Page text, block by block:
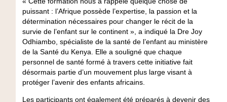
puissant : l’Afrique possède l’expertise, la passion et la
détermination nécessaires pour changer le récit de la
survie de l’enfant sur le continent », a indiqué la Dre Joy
Odhiambo, spécialiste de la santé de l’enfant au ministère
de la Santé du Kenya. Elle a souligné que chaque
personnel de santé formé à travers cette initiative fait
désormais partie d’un mouvement plus large visant à
protéger l’avenir des enfants africains.
Les participants ont également été préparés à devenir des